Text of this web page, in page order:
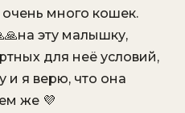
очень много кошек.
эту малышку,
для неё условий,
и я верю, что она
же 💜